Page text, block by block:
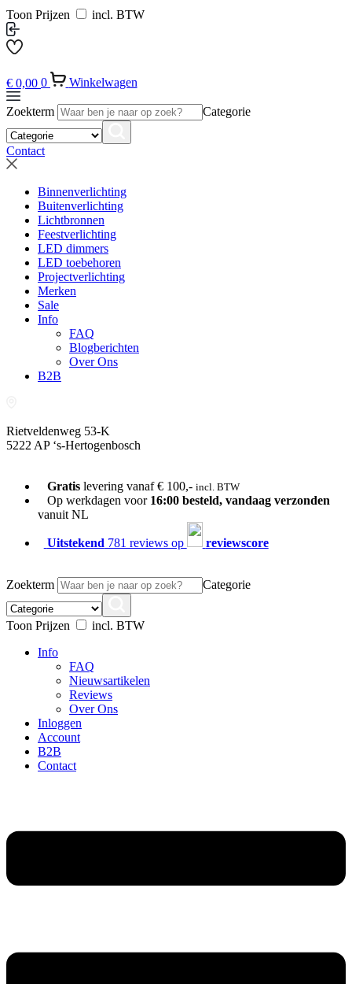
Toon Prijzen incl. BTW
€ 0,00 0 Winkelwagen
Zoekterm Categorie
Contact
Binnenverlichting
Buitenverlichting
Lichtbronnen
Feestverlichting
LED dimmers
LED toebehoren
Projectverlichting
Merken
Sale
Info
FAQ
Blogberichten
Over Ons
B2B
Rietveldenweg 53-K
5222 AP ‘s-Hertogenbosch
Gratislevering vanaf € 100,- incl. BTW
Op werkdagen voor 16:00 besteld, vandaag verzonden
vanuit NL
Uitstekend 781 reviews op reviewscore
Zoekterm Categorie
Toon Prijzen
incl. BTW
Info
FAQ
Nieuwsartikelen
Reviews
Over Ons
Inloggen
Account
B2B
Contact